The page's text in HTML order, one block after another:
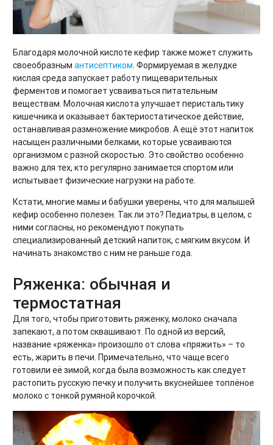
Благодаря молочной кислоте кефир также может служить
своеобразным антисептиком. Формируемая в желудке
кислая среда запускает работу пищеварительных
ферментов и помогает усваиваться питательным
веществам. Молочная кислота улучшает перистальтику
кишечника и оказывает бактериостатическое действие,
останавливая размножение микробов. А ещё этот напиток
насыщен различными белками, которые усваиваются
организмом с разной скоростью. Это свойство особенно
важно для тех, кто регулярно занимается спортом или
испытывает физические нагрузки на работе.
Кстати, многие мамы и бабушки уверены, что для малышей
кефир особенно полезен. Так ли это? Педиатры, в целом, с
ними согласны, но рекомендуют покупать
специализированный детский напиток, с мягким вкусом. И
начинать знакомство с ним не раньше года.
Ряженка: обычная и
термостатная
Для того, чтобы приготовить ряженку, молоко сначала
запекают, а потом сквашивают. По одной из версий,
название «ряженка» произошло от слова «пряжить» – то
есть, жарить в печи. Примечательно, что чаще всего
готовили её зимой, когда была возможность как следует
растопить русскую печку и получить вкуснейшее топлёное
молоко с тонкой румяной корочкой.